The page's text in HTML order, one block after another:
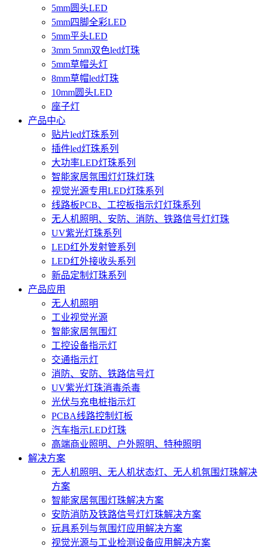
5mm圆头LED
5mm四脚全彩LED
5mm平头LED
3mm 5mm双色led灯珠
5mm草帽头灯
8mm草帽led灯珠
10mm圆头LED
座子灯
产品中心
贴片led灯珠系列
插件led灯珠系列
大功率LED灯珠系列
智能家居氛围灯灯珠灯珠
视觉光源专用LED灯珠系列
线路板PCB、工控板指示灯灯珠系列
无人机照明、安防、消防、铁路信号灯灯珠
UV紫光灯珠系列
LED红外发射管系列
LED红外接收头系列
新品定制灯珠系列
产品应用
无人机照明
工业视觉光源
智能家居氛围灯
工控设备指示灯
交通指示灯
消防、安防、铁路信号灯
UV紫光灯珠消毒杀毒
光伏与充电桩指示灯
PCBA线路控制灯板
汽车指示LED灯珠
高端商业照明、户外照明、特种照明
解决方案
无人机照明、无人机状态灯、无人机氛围灯珠解决
方案
智能家居氛围灯珠解决方案
安防消防及铁路信号灯灯珠解决方案
玩具系列与氛围灯应用解决方案
视觉光源与工业检测设备应用解决方案